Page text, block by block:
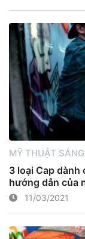
MỸ THUẬT
3 loại Cap
hướng dẫn của
11/03/2021